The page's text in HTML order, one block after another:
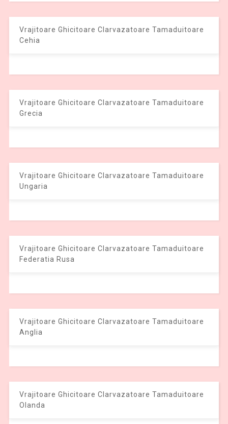
Vrajitoare Ghicitoare Clarvazatoare Tamaduitoare
Cehia
Vrajitoare Ghicitoare Clarvazatoare Tamaduitoare
Grecia
Vrajitoare Ghicitoare Clarvazatoare Tamaduitoare
Ungaria
Vrajitoare Ghicitoare Clarvazatoare Tamaduitoare
Federatia Rusa
Vrajitoare Ghicitoare Clarvazatoare Tamaduitoare
Anglia
Vrajitoare Ghicitoare Clarvazatoare Tamaduitoare
Olanda